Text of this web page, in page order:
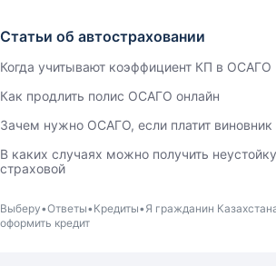
Статьи об автостраховании
Когда учитывают коэффициент КП в ОСАГО
Как продлить полис ОСАГО онлайн
Зачем нужно ОСАГО, если платит виновник
В каких случаях можно получить
страховой
Выберу Ответы Кредиты Я гражданин
оформить кредит